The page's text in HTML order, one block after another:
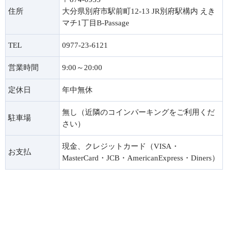
住所
大分県別府市駅前町12-13 JR別府駅構内 えき
マチ1丁目B-Passage
TEL 0977-23-6121
営業時間 9:00～20:00
定休日 年中無休
駐車場
無し（近隣のコインパーキングをご利用くだ
さい）
お支払
現金、クレジットカード（VISA・
MasterCard・JCB・AmericanExpress・Diners）